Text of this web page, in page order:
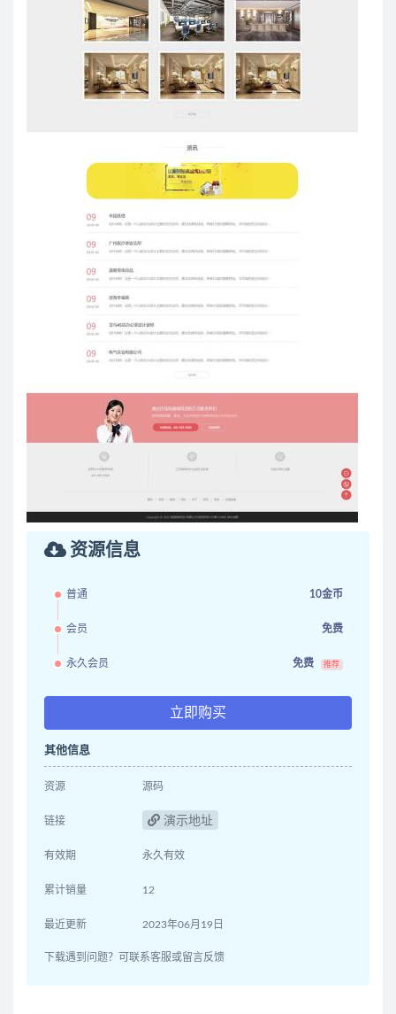
资源信息
普通 10金币
会员 免费
永久会员 免费 推荐
立即购买
其他信息
资源 源码
链接 演示地址
有效期 永久有效
累计销量 12
最近更新 2023年06月19日
下载遇到问题？可联系客服或留言反馈